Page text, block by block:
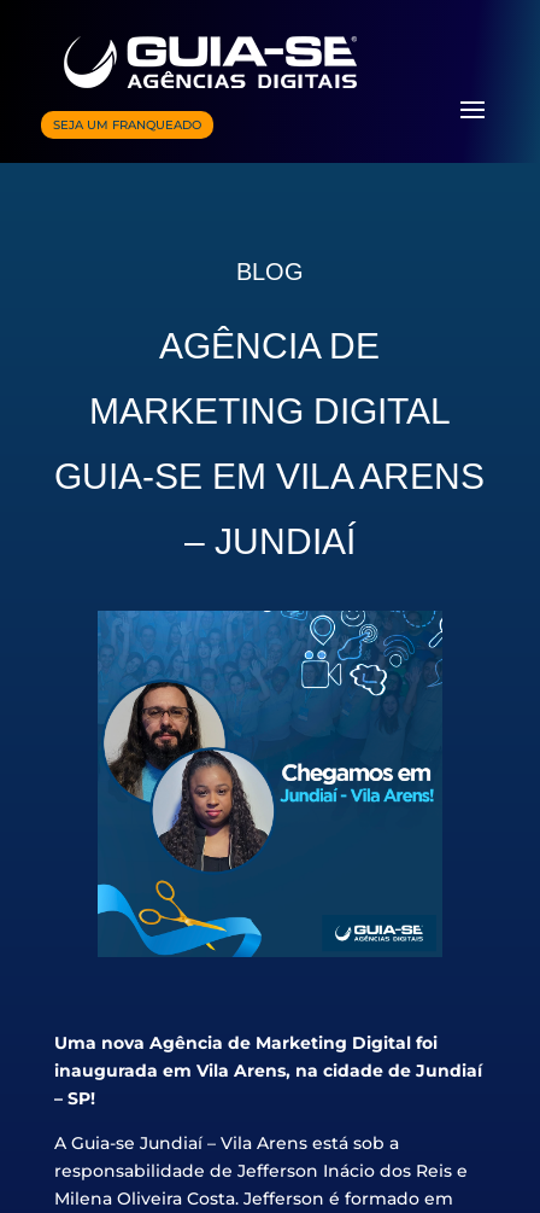
SEJA UM FRANQUEADO
BLOG
AGÊNCIA DE
MARKETING DIGITAL
GUIA-SE EM VILA ARENS
– JUNDIAÍ
Uma nova Agência de Marketing Digital foi
inaugurada em Vila Arens, na cidade de Jundiaí
– SP!
A Guia-se Jundiaí – Vila Arens está sob a
responsabilidade de Jefferson Inácio dos Reis e
Milena Oliveira Costa. Jefferson é formado em